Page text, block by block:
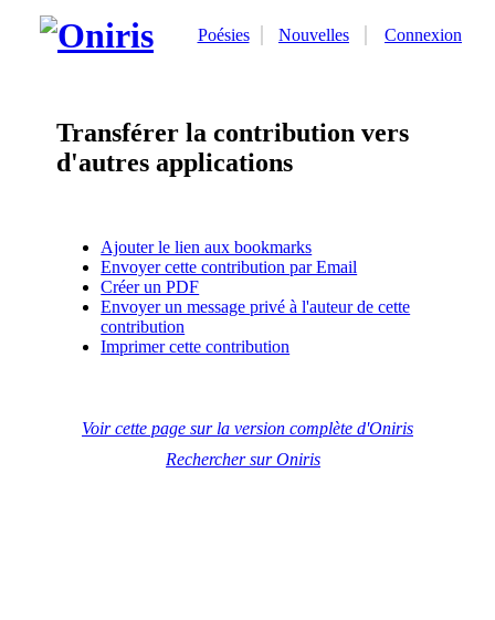
Poésies Nouvelles Connexion
Transférer la contribution vers
d'autres applications
Ajouter le lien aux bookmarks
Envoyer cette contribution par Email
Créer un PDF
Envoyer un message privé à l'auteur de cette
contribution
Imprimer cette contribution
Voir cette page sur la version complète d'Oniris
Rechercher sur Oniris